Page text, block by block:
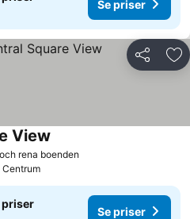
Se priser
Dela
rena boenden
View
priser
Se priser